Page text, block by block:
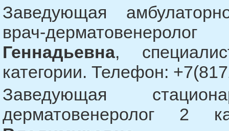
Заведующая
врач-
Геннадьевна,
категории. Телефон:
Заведующая
дерматовенеролог 2